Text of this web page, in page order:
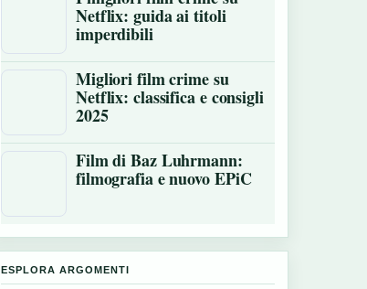
Netflix: guida ai titoli
imperdibili
Migliori film crime su
Netflix: classifica e consigli
2025
Film di Baz Luhrmann:
filmografia e nuovo EPiC
ESPLORA ARGOMENTI